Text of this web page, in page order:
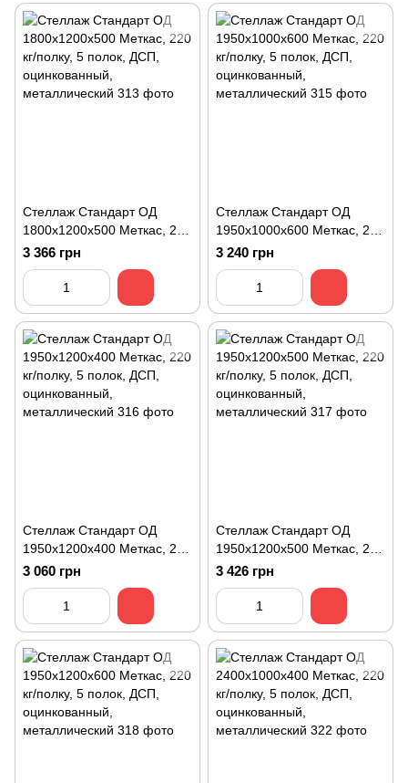
Стеллаж Стандарт ОД
1800х1200х500 Меткас, 220
кг/полку, 5 полок, ДСП,
оцинкованный,
металлический
3 366 грн
Стеллаж Стандарт ОД
1950х1000х600 Меткас, 220
кг/полку, 5 полок, ДСП,
оцинкованный,
металлический
3 240 грн
Стеллаж Стандарт ОД
1950х1200х400 Меткас, 220
кг/полку, 5 полок, ДСП,
оцинкованный,
металлический
3 060 грн
Стеллаж Стандарт ОД
1950х1200х500 Меткас, 220
кг/полку, 5 полок, ДСП,
оцинкованный,
металлический
3 426 грн